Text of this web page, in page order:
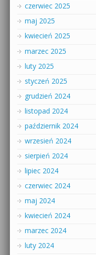
czerwiec 2025
maj 2025
kwiecień 2025
marzec 2025
luty 2025
styczeń 2025
grudzień 2024
listopad 2024
październik 2024
wrzesień 2024
sierpień 2024
lipiec 2024
czerwiec 2024
maj 2024
kwiecień 2024
marzec 2024
luty 2024